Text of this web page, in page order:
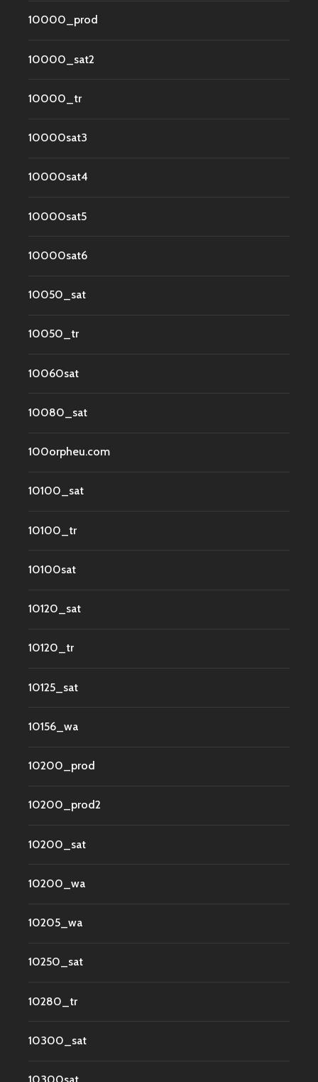
10000_prod
10000_sat2
10000_tr
10000sat3
10000sat4
10000sat5
10000sat6
10050_sat
10050_tr
10060sat
10080_sat
100orpheu.com
10100_sat
10100_tr
10100sat
10120_sat
10120_tr
10125_sat
10156_wa
10200_prod
10200_prod2
10200_sat
10200_wa
10205_wa
10250_sat
10280_tr
10300_sat